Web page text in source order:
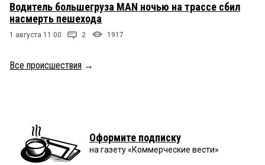
Водитель большегруза MAN ночью на трассе сбил
насмерть пешехода
1 августа 11:00 2 1917
Все происшествия →
Оформите подписку
на газету «Коммерческие вести»